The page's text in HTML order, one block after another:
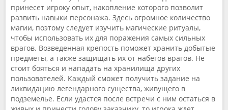
принесет игроку опыт, накопление которого позволит
развить навыки персонажа. Здесь огромное количество
магии, поэтому следует изучить магические ритуалы,
чтобы использовать их для поражения самых сильных
врагов. Возведенная крепость поможет хранить добытые
предметы, а также защищать их от набегов врагов. Не
стоит бояться и нападать на хранилища других
пользователей. Каждый сможет получить задание на
ликвидацию легендарного существа, живущего в
подземелье. Если удастся после встречи с ним остаться в